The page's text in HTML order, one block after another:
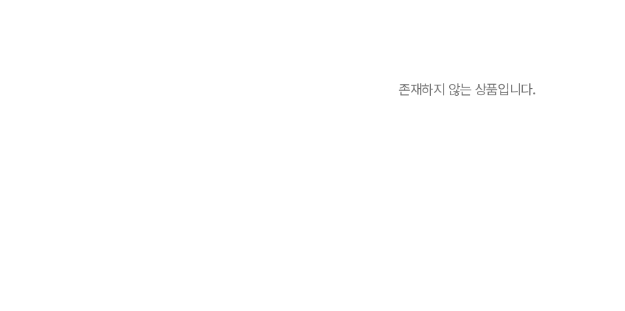
존재하지 않는 상품입니다.